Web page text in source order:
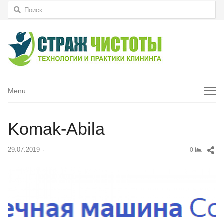
Найти:
Menu
Menu
Komak-Abila
29.07.2019 0